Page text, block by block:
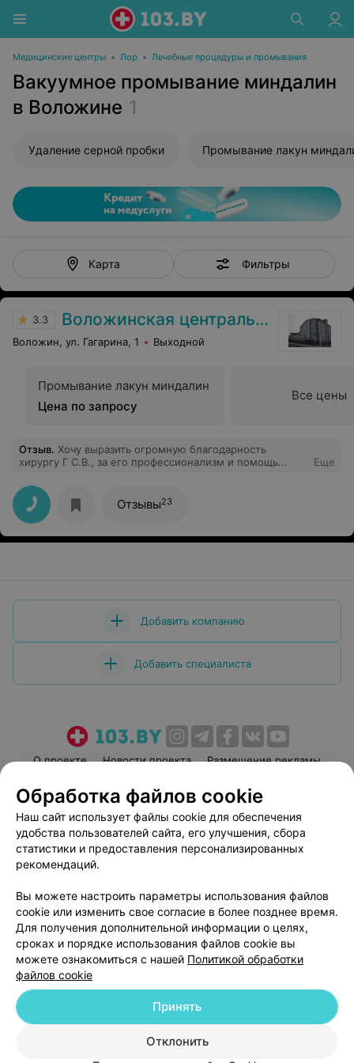
Медицинские центры • Лор • Лечебные процедуры и промывания
Вакуумное промывание миндалин
в Воложине 1
Удаление серной пробки Промывание лакун
Карта Фильтры
3.3 Воложинская центральная районная больница
Воложин, ул. Гагарина, 1 Выходной
Промывание лакун миндалин
Цена по запросу
Все цены
Отзыв. Хочу выразить огромную благодарность
хирургу Г С.В., за его профессионализм и помощь
Еще
Отзывы23
Добавить компанию
Добавить специалиста
О проекте Новости проекта
Размещение рекламы
Пользовательское соглашение
Способы оплаты
Вакансии
Партнеры
Написать руководителю 103.by
Персональные настройки cookie
Обработка персональных данных
© 2026 ООО «Артокс Лаб», УНП 191700409| 220012, Республика Беларусь,
г. Минск, улица Толбухина, 2, пом. 16 | help@103.by
Обработка файлов cookie
Наш сайт использует файлы cookie для обеспечения
удобства пользователей сайта, его улучшения, сбора
статистики и предоставления персонализированных
рекомендаций.
Вы можете настроить параметры использования файлов
cookie или изменить свое согласие в более позднее время.
Для получения дополнительной информации о целях,
сроках и порядке использования файлов cookie вы
можете ознакомиться с нашей Политикой обработки
файлов cookie
Отклонить
Принять